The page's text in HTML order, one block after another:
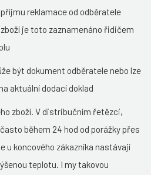
reklamace od odběratele
je toto zaznamenáno řidičem
být dokument odběratele nebo lze
aktuální dodací doklad
zboží. V distribučním řetězci,
během 24 hod od porážky přes
u koncového zákazníka nastávají
teplotu. I my takovou